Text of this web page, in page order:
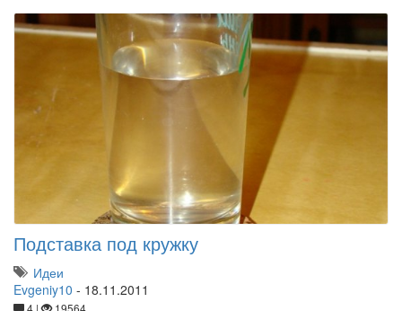
Подставка под кружку
Идеи
Evgeniy10 - 18.11.2011